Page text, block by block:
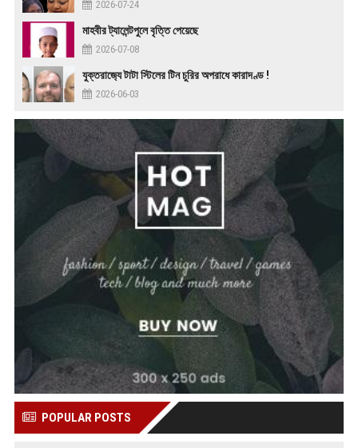
2026-07-24
মাহবীর ট্যালেন্টপুলে বৃত্তি পেয়েছে
2026-07-08
যুক্তরাজ‍্যে টাটা স্টিলের টিন চুরির অপরাধে কারাদণ্ড !
2026-06-03
POPULAR POSTS